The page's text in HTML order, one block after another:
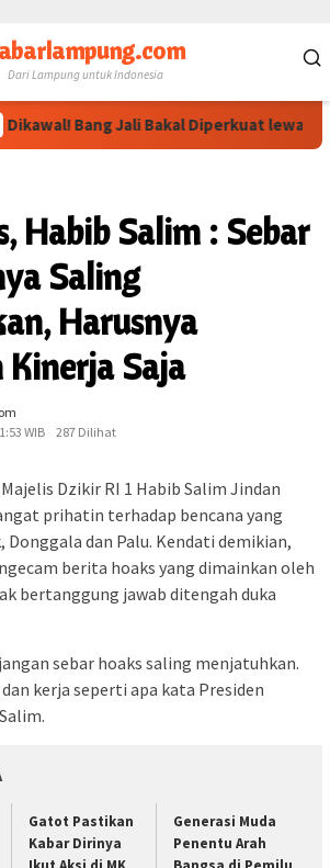
Dari Lampung untuk Indonesia
Bang Jali Bakal Diperkuat lewat
Habib Salim : Sebar
Saling
Harusnya
Saja
WIB
287 Dilihat
Dzikir RI 1 Habib Salim Jindan
prihatin terhadap bencana yang
dan Palu. Kendati demikian,
berita hoaks yang dimainkan oleh
bertanggung jawab ditengah duka
sebar hoaks saling menjatuhkan.
kerja seperti apa kata Presiden
Gatot Pastikan
Kabar Dirinya
Generasi Muda
Penentu Arah